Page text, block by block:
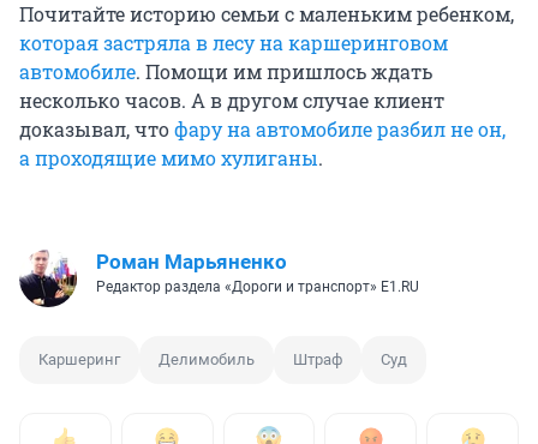
Почитайте историю семьи с маленьким ребенком,
которая застряла в лесу на каршеринговом
автомобиле. Помощи им пришлось ждать
несколько часов. А в другом случае клиент
доказывал, чтофару на автомобиле разбил не он,
а проходящие мимо хулиганы.
Роман Марьяненко
Редактор раздела «Дороги и транспорт» E1.RU
Каршеринг Делимобиль Штраф Суд